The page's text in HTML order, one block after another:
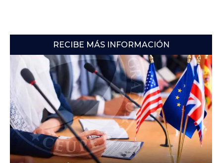
RECIBE MÁS INFORMACIÓN